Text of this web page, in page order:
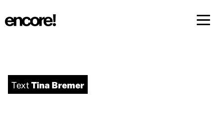
TextTina Bremer